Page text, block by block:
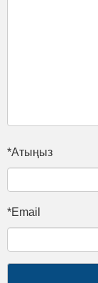
*Атыңыз
*Email